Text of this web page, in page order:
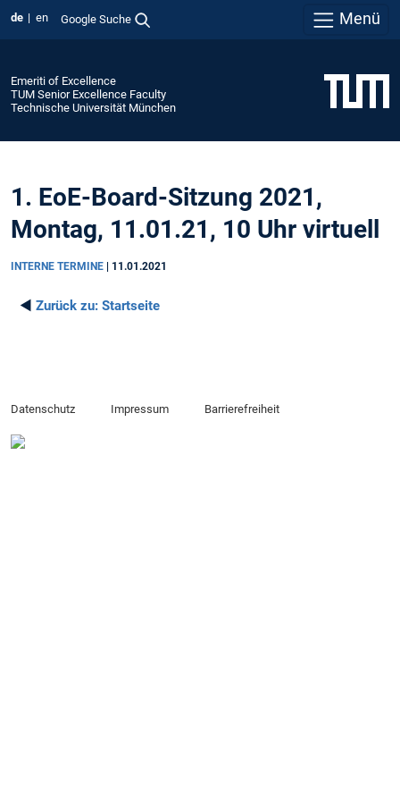
de en Google Suche Menü
Emeriti of Excellence
TUM Senior Excellence Faculty
Technische Universität München
1. EoE-Board-Sitzung 2021,
Montag, 11.01.21, 10 Uhr virtuell
INTERNE TERMINE 11.01.2021
◄ Zurück zu: Startseite
Datenschutz Impressum Barrierefreiheit